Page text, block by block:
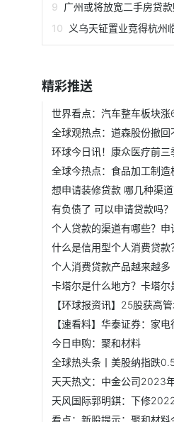
广州或将放宽二手房贷
义乌天钲置业竞得杭州临
精彩推送
想申请装修贷款 哪几种渠道
有负债了 可以申请贷款吗？
个人贷款的渠道有哪些？申
今日申购：聚和材料
看点：新股提示：聚和材料